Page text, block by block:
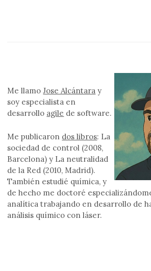
Me llamoJose Alcántara y
soy especialista en
desarrollo agile de software.
Me publicaron dos libros: La
sociedad de control (2008,
Barcelona) y La neutralidad
de la Red (2010, Madrid).
También estudié química, y
de hecho me doctoré
analítica trabajando en desarrollo de
análisis químico con láser.